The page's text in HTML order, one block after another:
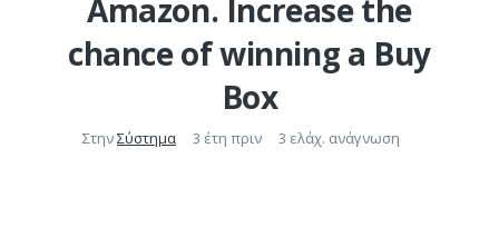
Amazon. Increase the
chance of winning a Buy
Box
ΣτηνΣύστημα 3 έτη πριν 3 ελάχ. ανάγνωση